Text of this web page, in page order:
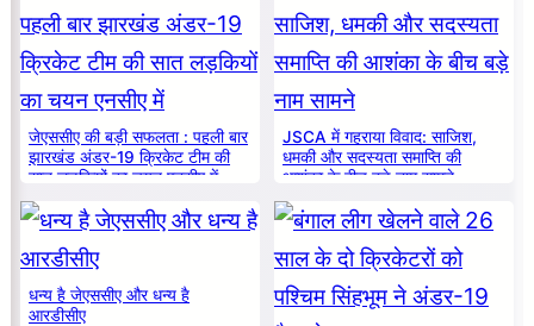
जेएससीए की बड़ी सफलता : पहली बार
झारखंड अंडर-19 क्रिकेट टीम की
सात लड़कियों का चयन एनसीए में
JSCA में गहराया विवाद: साजिश,
धमकी और सदस्यता समाप्ति की
आशंका के बीच बड़े नाम सामने
धन्य है जेएससीए और धन्य है
आरडीसीए